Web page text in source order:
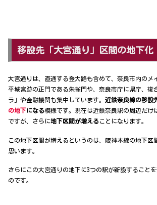
移設先「大宮通り」区間の地下化
大宮通りは、直通する登大路も含めて、奈良市内のメ
平城宮跡の正門である朱雀門や、奈良市庁に県庁、複
ラ」や金融機関も集中しています。 近鉄奈良線の移設
の地下になる模様です。現在は近鉄奈良駅の周辺だけ
ですが、さらに地下区間が増えることになります。
この地下区間が増えるというのは、阪神本線の地下区
思います。
さらにこの大宮通りの地下に3つの駅が新設すること
のです。